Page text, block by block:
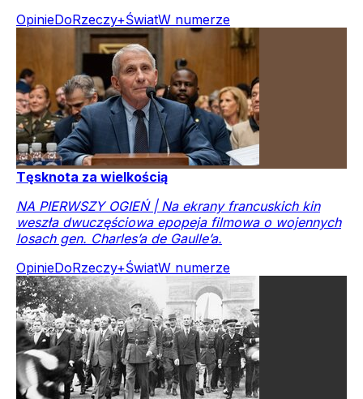
OpinieDoRzeczy+ŚwiatW numerze
Tęsknota za wielkością
NA PIERWSZY OGIEŃ | Na ekrany francuskich kin
weszła dwuczęściowa epopeja filmowa o wojennych
losach gen. Charles’a de Gaulle’a.
OpinieDoRzeczy+ŚwiatW numerze